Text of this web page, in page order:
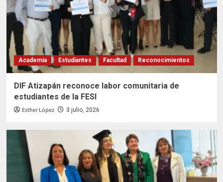
Academia Estudiantes Facultad Reconocimientos
DIF Atizapán reconoce labor comunitaria de
estudiantes de la FESI
Esther López 3 julio, 2026